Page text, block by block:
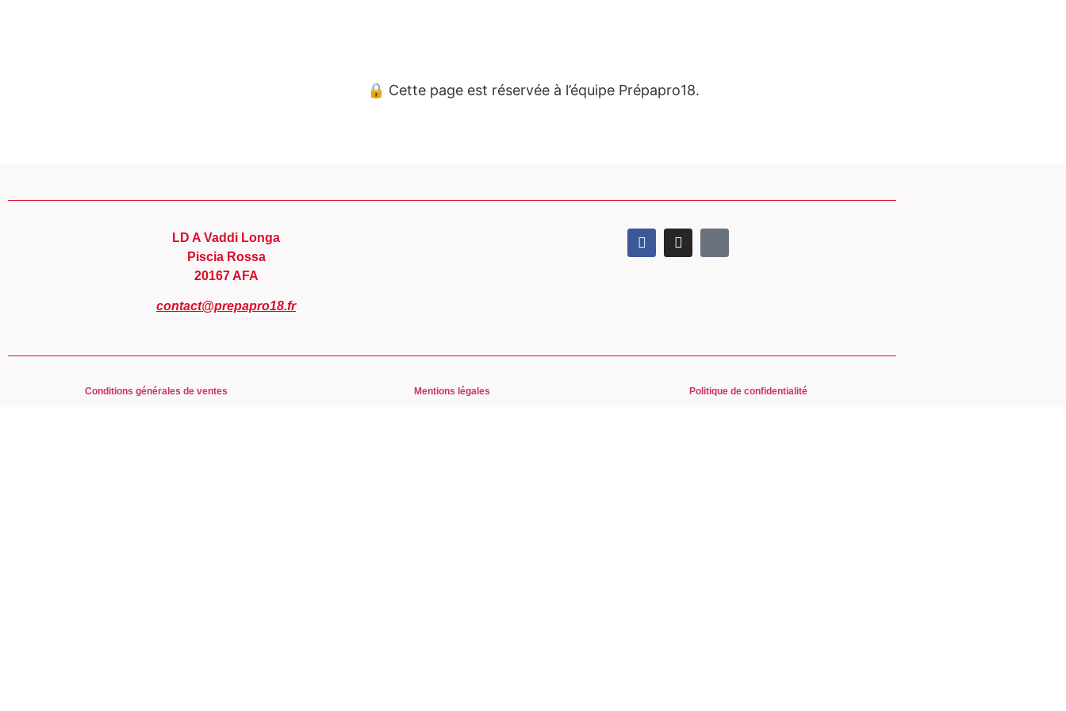
🔒 Cette page est réservée à l’équipe Prépapro18.
LD A Vaddi Longa
Piscia Rossa
20167 AFA
contact@prepapro18.fr
Conditions générales de ventes Mentions légales Politique de confidentialité